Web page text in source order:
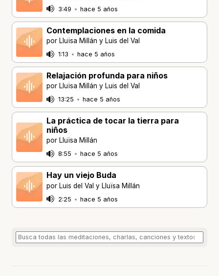
3:49 • hace 5 años
Contemplaciones en la comida
por Lluïsa Millán y Luis del Val
1:13 • hace 5 años
Relajación profunda para niños
por Lluïsa Millán y Luis del Val
13:25 • hace 5 años
La práctica de tocar la tierra para
niños
por Lluïsa Millán
8:55 • hace 5 años
Hay un viejo Buda
por Luis del Val y Lluïsa Millán
2:25 • hace 5 años